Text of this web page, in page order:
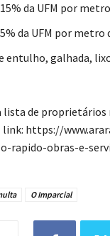
da UFM por
da UFM por metro
entulho, galhada,
lista de
https://
rapido-obras-e-
O Imparcial